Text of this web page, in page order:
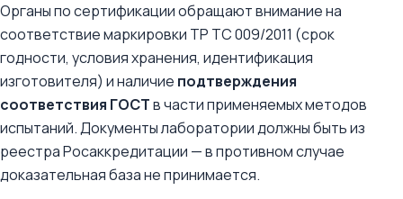
Органы по сертификации обращают внимание на
соответствие маркировки ТР ТС 009/2011 (срок
годности, условия хранения, идентификация
изготовителя) и наличие подтверждения
соответствия ГОСТв части применяемых методов
испытаний. Документы лаборатории должны быть из
реестра Росаккредитации — в противном случае
доказательная база не принимается.